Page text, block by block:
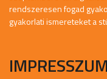
rendszeresen fogad
gyakorlati ismereteket a
IMPRESSZUM